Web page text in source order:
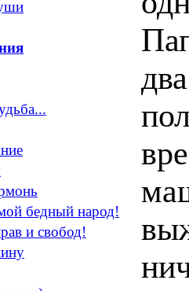
бедный народ!
и свобод!